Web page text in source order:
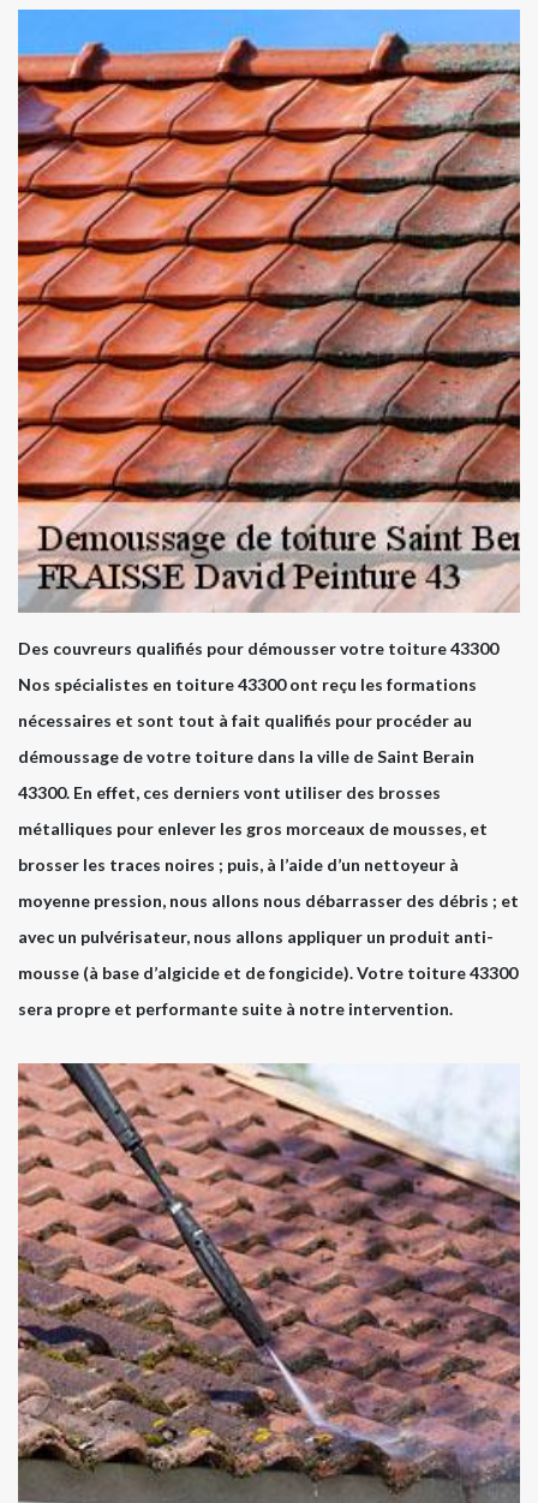
Des couvreurs qualifiés pour démousser votre toiture 43300
Nos spécialistes en toiture 43300 ont reçu les formations
nécessaires et sont tout à fait qualifiés pour procéder au
démoussage de votre toiture dans la ville de Saint Berain
43300. En effet, ces derniers vont utiliser des brosses
métalliques pour enlever les gros morceaux de mousses, et
brosser les traces noires ; puis, à l’aide d’un nettoyeur à
moyenne pression, nous allons nous débarrasser des débris ; et
avec un pulvérisateur, nous allons appliquer un produit anti-
mousse (à base d’algicide et de fongicide). Votre toiture 43300
sera propre et performante suite à notre intervention.